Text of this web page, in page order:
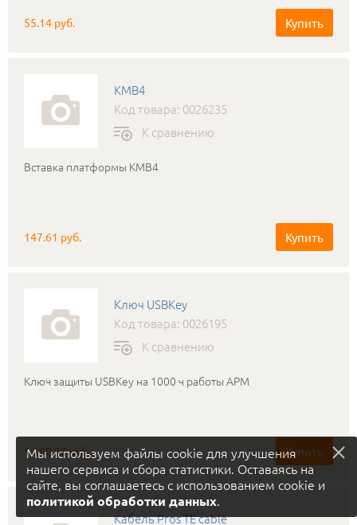
Мы используем файлы cookie для улучшения
нашего сервиса и сбора статистики. Оставаясь на
сайте, вы соглашаетесь с использованием cookie и
политикой обработки данных.
55.14 руб. Купить
КМВ4
Код товара: 0026235
К сравнению
Вставка платформы КМВ4
147.61 руб. Купить
Ключ USBKey
Код товара: 0026195
К сравнению
Ключ защиты USBKey на 1000 ч работы АРМ
1 100.00 руб. Купить
Кабель Pros TE cable